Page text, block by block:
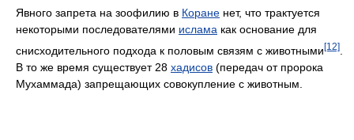
Явного запрета на зоофилию в Коране нет, что трактуется
некоторыми последователями ислама как основание для
снисходительного подхода к половым связям с животными [12]
В то же время существует 28 хадисов (передач от пророка
Мухаммада) запрещающих совокупление с животным.